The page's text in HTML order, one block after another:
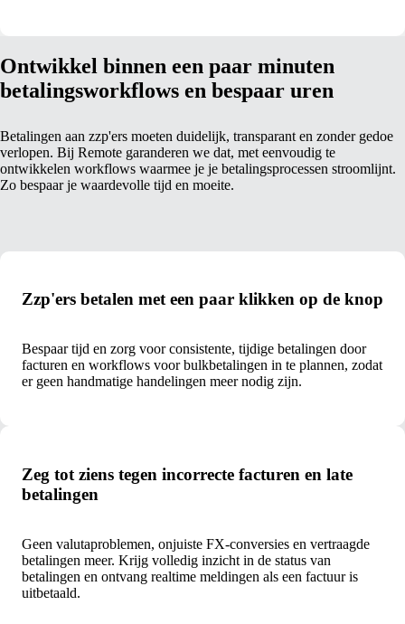
Ontwikkel binnen een paar minuten
betalingsworkflows en bespaar uren
Betalingen aan zzp'ers moeten duidelijk, transparant en zonder gedoe
verlopen. Bij Remote garanderen we dat, met eenvoudig te
ontwikkelen workflows waarmee je je betalingsprocessen stroomlijnt.
Zo bespaar je waardevolle tijd en moeite.
Zzp'ers betalen met een paar klikken op de knop
Bespaar tijd en zorg voor consistente, tijdige betalingen door
facturen en workflows voor bulkbetalingen in te plannen, zodat
er geen handmatige handelingen meer nodig zijn.
Zeg tot ziens tegen incorrecte facturen en late
betalingen
Geen valutaproblemen, onjuiste FX-conversies en vertraagde
betalingen meer. Krijg volledig inzicht in de status van
betalingen en ontvang realtime meldingen als een factuur is
uitbetaald.